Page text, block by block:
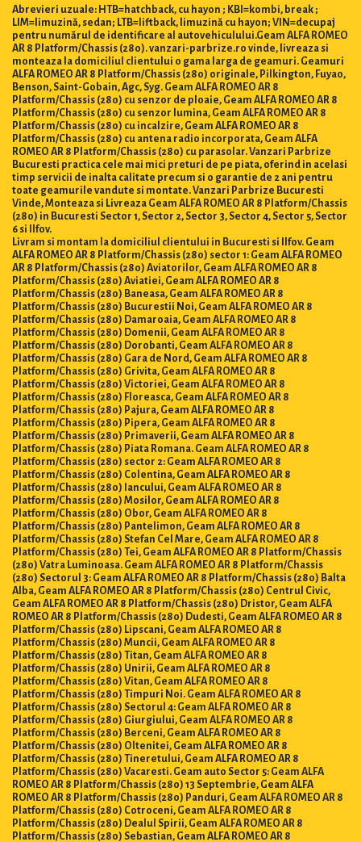
Abrevieri uzuale: HTB=hatchback, cu hayon ; KBI=kombi, break ;
LIM=limuzină, sedan; LTB=liftback, limuzină cu hayon; VIN=decupaj
pentru numărul de identificare al autovehiculului.Geam ALFA ROMEO
AR 8 Platform/Chassis (280). vanzari-parbrize.ro vinde, livreaza si
monteaza la domiciliul clientului o gama larga de geamuri. Geamuri
ALFA ROMEO AR 8 Platform/Chassis (280) originale, Pilkington, Fuyao,
Benson, Saint-Gobain, Agc, Syg. Geam ALFA ROMEO AR 8
Platform/Chassis (280) cu senzor de ploaie, Geam ALFA ROMEO AR 8
Platform/Chassis (280) cu senzor lumina, Geam ALFA ROMEO AR 8
Platform/Chassis (280) cu incalzire, Geam ALFA ROMEO AR 8
Platform/Chassis (280) cu antena radio incorporata, Geam ALFA
ROMEO AR 8 Platform/Chassis (280) cu parasolar. Vanzari Parbrize
Bucuresti practica cele mai mici preturi de pe piata, oferind in acelasi
timp servicii de inalta calitate precum si o garantie de 2 ani pentru
toate geamurile vandute si montate. Vanzari Parbrize Bucuresti
Vinde, Monteaza si Livreaza Geam ALFA ROMEO AR 8 Platform/Chassis
(280) in Bucuresti Sector 1, Sector 2, Sector 3, Sector 4, Sector 5, Sector
6 si Ilfov.
Livram si montam la domiciliul clientului in Bucuresti si Ilfov. Geam
ALFA ROMEO AR 8 Platform/Chassis (280) sector 1: Geam ALFA ROMEO
AR 8 Platform/Chassis (280) Aviatorilor, Geam ALFA ROMEO AR 8
Platform/Chassis (280) Aviatiei, Geam ALFA ROMEO AR 8
Platform/Chassis (280) Baneasa, Geam ALFA ROMEO AR 8
Platform/Chassis (280) Bucurestii Noi, Geam ALFA ROMEO AR 8
Platform/Chassis (280) Damaroaia, Geam ALFA ROMEO AR 8
Platform/Chassis (280) Domenii, Geam ALFA ROMEO AR 8
Platform/Chassis (280) Dorobanti, Geam ALFA ROMEO AR 8
Platform/Chassis (280) Gara de Nord, Geam ALFA ROMEO AR 8
Platform/Chassis (280) Grivita, Geam ALFA ROMEO AR 8
Platform/Chassis (280) Victoriei, Geam ALFA ROMEO AR 8
Platform/Chassis (280) Floreasca, Geam ALFA ROMEO AR 8
Platform/Chassis (280) Pajura, Geam ALFA ROMEO AR 8
Platform/Chassis (280) Pipera, Geam ALFA ROMEO AR 8
Platform/Chassis (280) Primaverii, Geam ALFA ROMEO AR 8
Platform/Chassis (280) Piata Romana. Geam ALFA ROMEO AR 8
Platform/Chassis (280) sector 2: Geam ALFA ROMEO AR 8
Platform/Chassis (280) Colentina, Geam ALFA ROMEO AR 8
Platform/Chassis (280) Iancului, Geam ALFA ROMEO AR 8
Platform/Chassis (280) Mosilor, Geam ALFA ROMEO AR 8
Platform/Chassis (280) Obor, Geam ALFA ROMEO AR 8
Platform/Chassis (280) Pantelimon, Geam ALFA ROMEO AR 8
Platform/Chassis (280) Stefan Cel Mare, Geam ALFA ROMEO AR 8
Platform/Chassis (280) Tei, Geam ALFA ROMEO AR 8 Platform/Chassis
(280) Vatra Luminoasa. Geam ALFA ROMEO AR 8 Platform/Chassis
(280) Sectorul 3: Geam ALFA ROMEO AR 8 Platform/Chassis (280) Balta
Alba, Geam ALFA ROMEO AR 8 Platform/Chassis (280) Centrul Civic,
Geam ALFA ROMEO AR 8 Platform/Chassis (280) Dristor, Geam ALFA
ROMEO AR 8 Platform/Chassis (280) Dudesti, Geam ALFA ROMEO AR 8
Platform/Chassis (280) Lipscani, Geam ALFA ROMEO AR 8
Platform/Chassis (280) Muncii, Geam ALFA ROMEO AR 8
Platform/Chassis (280) Titan, Geam ALFA ROMEO AR 8
Platform/Chassis (280) Unirii, Geam ALFA ROMEO AR 8
Platform/Chassis (280) Vitan, Geam ALFA ROMEO AR 8
Platform/Chassis (280) Timpuri Noi. Geam ALFA ROMEO AR 8
Platform/Chassis (280) Sectorul 4: Geam ALFA ROMEO AR 8
Platform/Chassis (280) Giurgiului, Geam ALFA ROMEO AR 8
Platform/Chassis (280) Berceni, Geam ALFA ROMEO AR 8
Platform/Chassis (280) Oltenitei, Geam ALFA ROMEO AR 8
Platform/Chassis (280) Tineretului, Geam ALFA ROMEO AR 8
Platform/Chassis (280) Vacaresti. Geam auto Sector 5: Geam ALFA
ROMEO AR 8 Platform/Chassis (280) 13 Septembrie, Geam ALFA
ROMEO AR 8 Platform/Chassis (280) Panduri, Geam ALFA ROMEO AR 8
Platform/Chassis (280) Cotroceni, Geam ALFA ROMEO AR 8
Platform/Chassis (280) Dealul Spirii, Geam ALFA ROMEO AR 8
Platform/Chassis (280) Sebastian, Geam ALFA ROMEO AR 8